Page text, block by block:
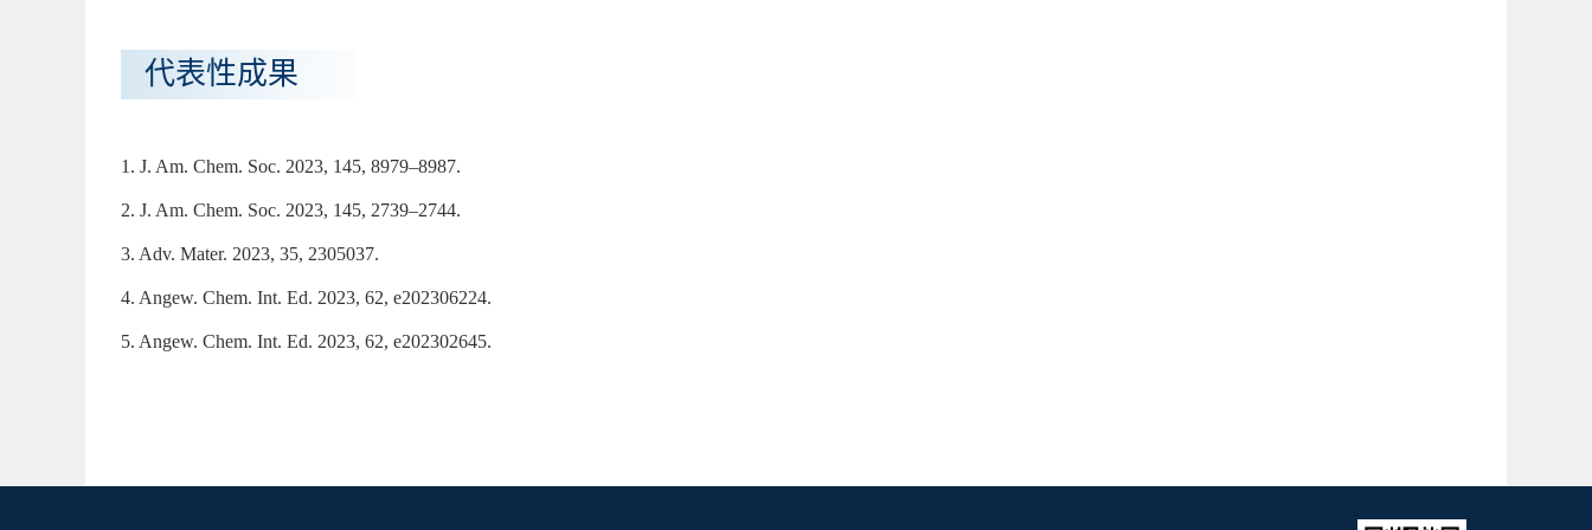
代表性成果
1. J. Am. Chem. Soc. 2023, 145, 8979–8987.
2. J. Am. Chem. Soc. 2023, 145, 2739–2744.
3. Adv. Mater. 2023, 35, 2305037.
4. Angew. Chem. Int. Ed. 2023, 62, e202306224.
5. Angew. Chem. Int. Ed. 2023, 62, e202302645.